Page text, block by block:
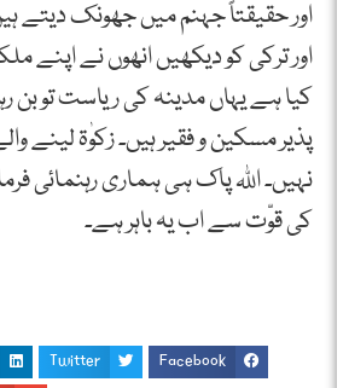
اور حقیقتاً جہنم میں جھونک دیتے
اور ترکی کو دیکھیں انھوں نے اپنے
کیا ہے یہاں مدینہ کی ریاست تو بن
پذیر مسکین و فقیر ہیں۔ زکوٰۃ لینے
نہیں۔ اللہ پاک ہی ہماری رہنمائی
کی قوّت سے اب یہ باہر ہے۔
Facebook
Twitter